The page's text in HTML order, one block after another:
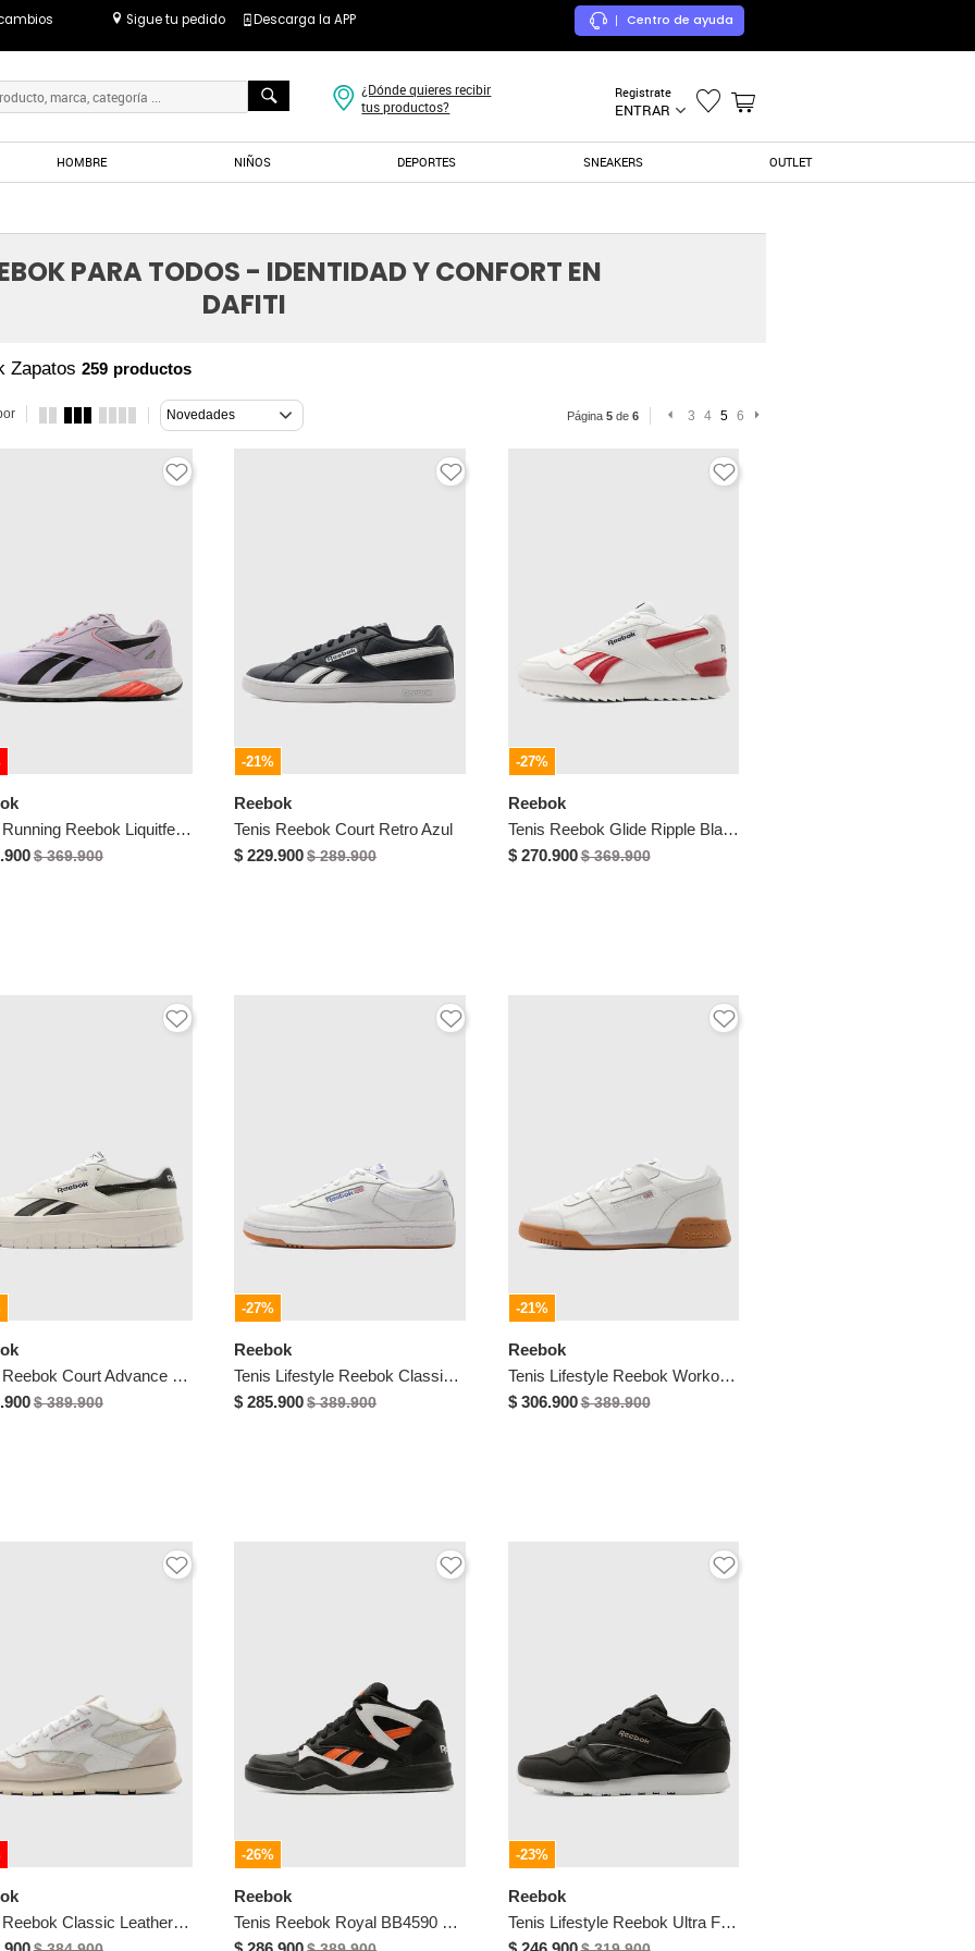
Sigue tu pedido Descarga la APP | Centro de ayuda
Registrate
ENTRAR
¿Dónde quieres recibir
tus productos?
HOMBRE NIÑOS DEPORTES SNEAKERS OUTLET
PARA TODOS - IDENTIDAD Y CONFORT EN
DAFITI
Zapatos259 productos
Novedades Página 5 de 6 3 4 5 6
Tenis Running Reebok Liquitfect 90 Lila
$ 369.900
-21%
Reebok
Tenis Reebok Court Retro Azul
$ 229.900$ 289.900
-27%
Reebok
Tenis Reebok Glide Ripple Blanco
$ 270.900$ 369.900
Tenis Reebok Court Advance Surge Blanco
$ 389.900
-27%
Reebok
Tenis Lifestyle Reebok Classics Club C 85 Blanco
$ 285.900$ 389.900
-21%
Reebok
Tenis Lifestyle Reebok Workout Plus Blanco
$ 306.900$ 389.900
Tenis Reebok Classic Leather Blanco
-26%
Reebok
Tenis Reebok Royal BB4590 Negro
-23%
Reebok
Tenis Lifestyle Reebok Ultra Flash Negro